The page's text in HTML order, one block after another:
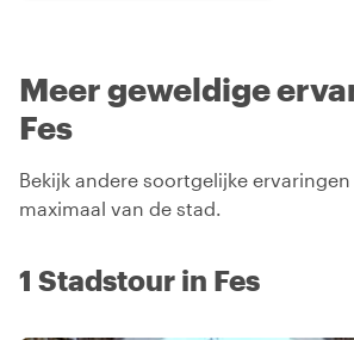
Meer geweldige
Fes
Bekijk andere soortgelijke
maximaal van de stad.
1 Stadstour in Fes